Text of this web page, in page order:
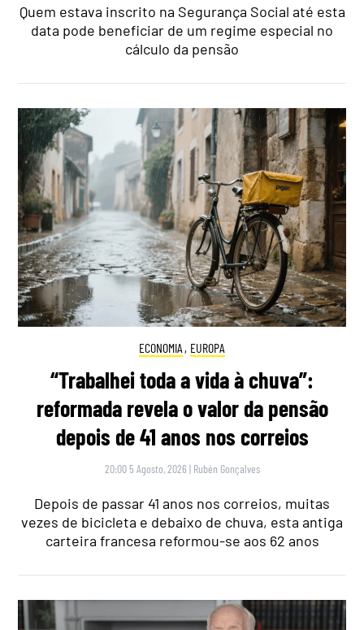
Quem estava inscrito na Segurança Social até esta
data pode beneficiar de um regime especial no
cálculo da pensão
ECONOMIA , EUROPA
“Trabalhei toda a vida à chuva”:
reformada revela o valor da pensão
depois de 41 anos nos correios
20:00 5 Agosto, 2026 | Rubén Gonçalves
Depois de passar 41 anos nos correios, muitas
vezes de bicicleta e debaixo de chuva, esta antiga
carteira francesa reformou-se aos 62 anos